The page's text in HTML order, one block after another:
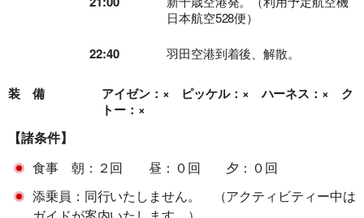
日本航空528便）
22:40 羽田空港到着後、解散。
装 備
アイゼン：× ピッケル：× ハーネス：× ク
トー：×
【諸条件】
食事 朝：２回 昼：０回 夕：０回
添乗員：同行いたしません。 （アクティビティー中は
講習費の
講習費の
30%
講習費の
40%
講習費の
当日
講習費の
100%
講習費の
100%